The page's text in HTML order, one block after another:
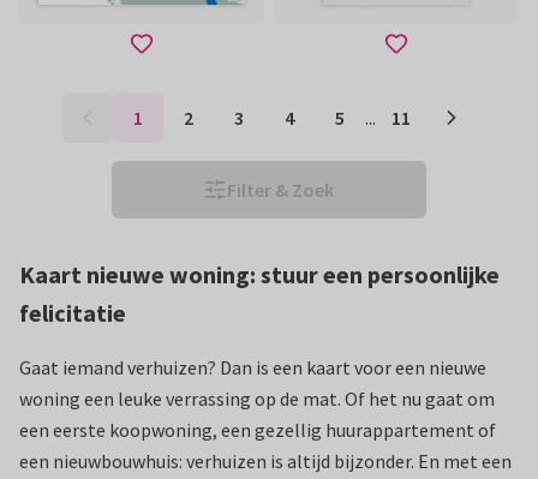
1 2 3 4 5 ... 11
Filter & Zoek
Kaart nieuwe woning: stuur een persoonlijke
felicitatie
Gaat iemand verhuizen? Dan is een kaart voor een nieuwe
woning een leuke verrassing op de mat. Of het nu gaat om
een eerste koopwoning, een gezellig huurappartement of
een nieuwbouwhuis: verhuizen is altijd bijzonder. En met een